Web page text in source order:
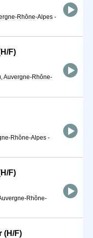
Rhône-Alpes -
F)
Auvergne-Rhône-
Rhône-Alpes -
F)
Rhône-
(H/F)